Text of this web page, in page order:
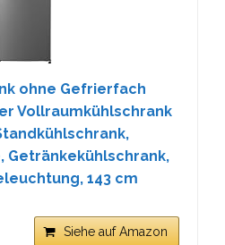
ohne Gefrierfach
Vollraumkühlschrank
Getränkekühlschrank,
143 cm
Siehe auf Amazon